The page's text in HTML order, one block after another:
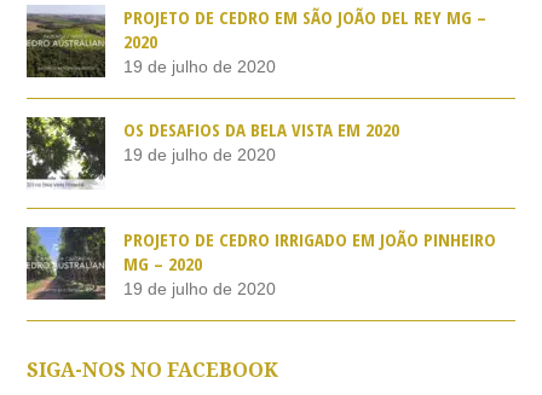
PROJETO DE CEDRO EM SÃO JOÃO DEL REY MG –
2020
19 de julho de 2020
OS DESAFIOS DA BELA VISTA EM 2020
19 de julho de 2020
PROJETO DE CEDRO IRRIGADO EM JOÃO PINHEIRO
MG – 2020
19 de julho de 2020
SIGA-NOS NO FACEBOOK